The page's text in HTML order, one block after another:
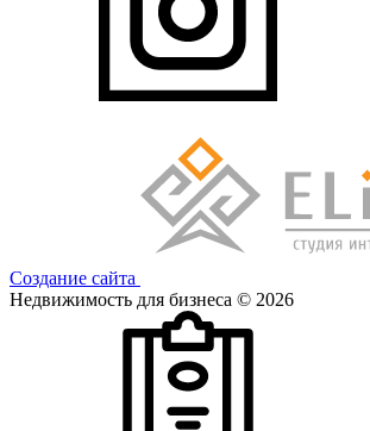
Создание сайта
Недвижимость для бизнеса © 2026